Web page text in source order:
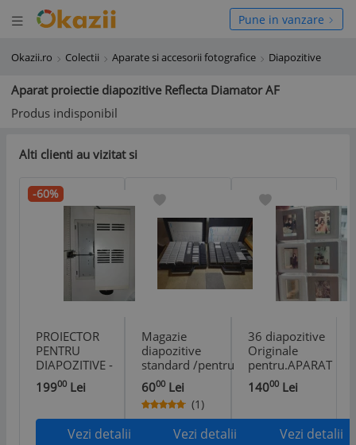
Deschide meniul
meniul Pune in vanzare
Okazii.ro Colectii Aparate si accesorii fotografice Diapozitive
Aparat proiectie diapozitive Reflecta Diamator AF
Produs indisponibil
Alti clienti au vizitat si
-60%
PROIECTOR
PENTRU
DIAPOZITIVE -
RANK ALDIS-
ISCO
PROJAR -
STECHER ANGLIA
19900 Lei
Vezi detalii
Magazie
diapozitive
standard /pentru
50 diapozitive/
set 6 bucati
/diamagazine
6000 Lei
(1)
Vezi detalii
36 diapozitive
Originale
pentru.APARAT
PROIECTIE-
IGIENA VIETII
14000Lei
Vezi detalii